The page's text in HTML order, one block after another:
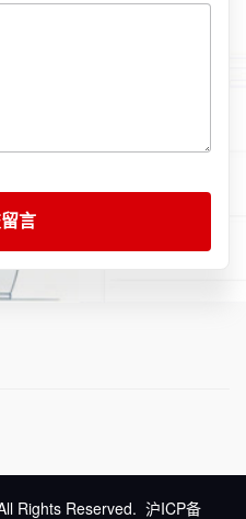
言
Rights Reserved. 沪ICP备